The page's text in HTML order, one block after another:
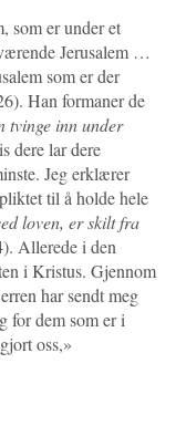
som er under et
Jerusalem …
som er der
Han formaner de
tvinge inn under
dere lar dere
Jeg erklærer
til å holde hele
loven, er skilt fra
Allerede i den
i Kristus. Gjennom
har sendt meg
for dem som er i
oss,»